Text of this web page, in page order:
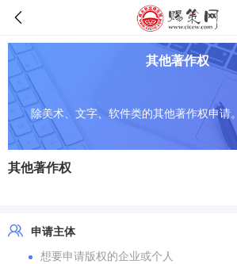
其他著作权
除美术、文字、软件类的其他著作权申请。
其他著作权
申请主体
想要申请版权的企业或个人